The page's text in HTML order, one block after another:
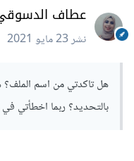
عطاف
نشر23 مايو 2021
هل تاكدتي من اسم
بالتحديد؟ ربما اخطأتي